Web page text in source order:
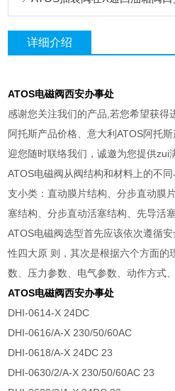
详细介绍
ATOS电磁阀西安办事处
感谢您关注我们的产品,若您希望获得
阿托斯产品价格、意大利ATOS阿托
迎您随时联络我们，诚邀为您提供zui
ATOS电磁阀从阀结构和材料上的不
支小类：直动膜片结构、分步直动膜
塞结构、分步直动活塞结构、先导活塞
ATOS电磁阀选型首先应该依次遵循
性四大原 则，其次是根据六个方面的
数、压力参数、电气参数、动作方式
ATOS电磁阀西安办事处
DHI-0614-X 24DC
DHI-0616/A-X 230/50/60AC
DHI-0618/A-X 24DC 23
DHI-0630/2/A-X 230/50/60AC 23